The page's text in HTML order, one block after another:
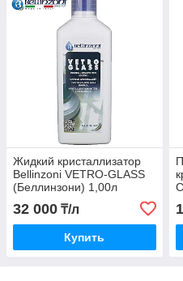
Жидкий кристаллизатор
Bellinzoni VETRO-GLASS
(Беллинзони) 1,00л
32 000 ₸/л
Купить